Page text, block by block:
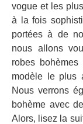
vogue et les
à la fois
portées à de
nous allons
robes
modèle le plus
Nous verrons
bohème avec
Alors, lisez la